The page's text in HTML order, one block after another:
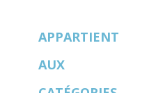
APPARTIENT
AUX